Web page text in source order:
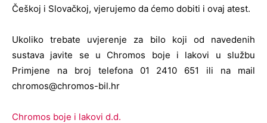
Češkoj i Slovačkoj, vjerujemo da ćemo dobiti i ovaj atest.
Ukoliko trebate uvjerenje za bilo koji od navedenih
sustava javite se u Chromos boje i lakovi u službu
Primjene na broj telefona 01 2410 651 ili na mail
chromos@chromos-bil.hr
Chromos boje i lakovi d.d.